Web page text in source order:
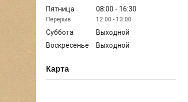
Пятница 08:00 16:30
12:00 13:00
Суббота
Выходной
Воскресенье
Выходной
Карта